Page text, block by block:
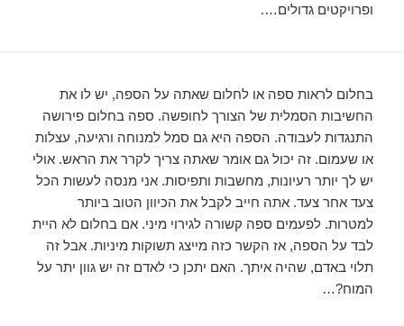
ופרויקטים גדולים….
בחלום לראות ספה או לחלום שאתה על הספה, יש לו את
החשיבות הסמלית של הצורך לחופשה. ספה בחלום פירושה
התנגדות לעבודה. הספה היא גם סמל למנוחה ורגיעה, עצלות
או שעמום. זה יכול גם אומר שאתה צריך לקרר את הראש. אולי
יש לך יותר רעיונות, מחשבות ותפיסות. אני מנסה לעשות הכל
צעד אחר צעד. אתה חייב לקבל את הכיוון הטוב ביותר
למטרות. לפעמים ספה קשורה לגירוי מיני. אם בחלום לא היית
לבד על הספה, אז הקשר כזה מייצג תשוקות מיניות. אבל זה
תלוי באדם, שהיה איתך. האם יתכן כי לאדם זה יש גוון יתר על
המוח?…